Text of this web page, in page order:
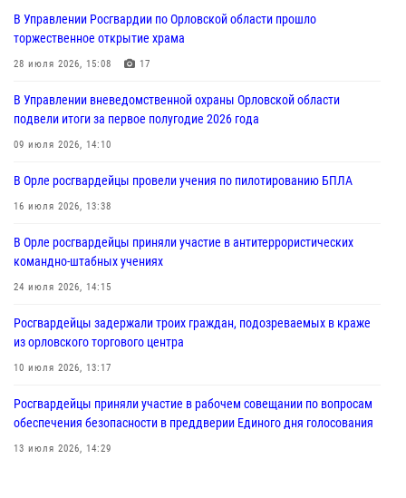
первое полугодие
05 августа 2026, 13:12
совершении противоправных действий
04 августа 2026, 14:21
04 августа 2026, 14:06
предоставлении госуслуг
03 августа 2026, 14:30
В Управлении Росгвардии по Орловской области прошло
торжественное открытие храма
28 июля 2026, 15:08 17
В Управлении вневедомственной охраны Орловской области
подвели итоги за первое полугодие 2026 года
09 июля 2026, 14:10
В Орле росгвардейцы провели учения по пилотированию БПЛА
16 июля 2026, 13:38
В Орле росгвардейцы приняли участие в антитеррористических
командно-штабных учениях
24 июля 2026, 14:15
Росгвардейцы задержали троих граждан, подозреваемых в краже
из орловского торгового центра
10 июля 2026, 13:17
Росгвардейцы приняли участие в рабочем совещании по вопросам
обеспечения безопасности в преддверии Единого дня голосования
13 июля 2026, 14:29